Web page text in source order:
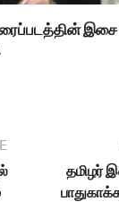
இசை
தமிழர்